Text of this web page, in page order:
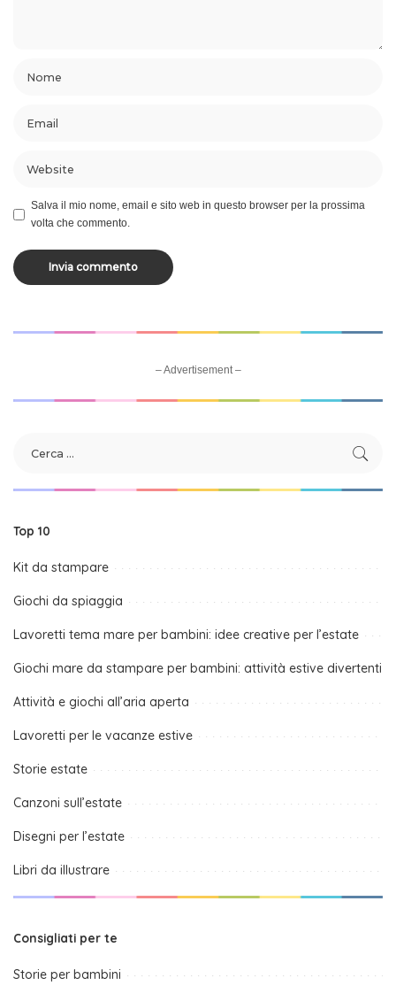
Salva il mio nome, email e sito web in questo browser per la prossima
volta che commento.
– Advertisement –
Top 10
Kit da stampare
Giochi da spiaggia
Lavoretti tema mare per bambini: idee creative per l’estate
Giochi mare da stampare per bambini: attività estive divertenti
Attività e giochi all’aria aperta
Lavoretti per le vacanze estive
Storie estate
Canzoni sull’estate
Disegni per l’estate
Libri da illustrare
Consigliati per te
Storie per bambini